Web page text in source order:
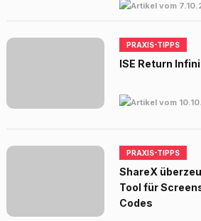
PRAXIS-TIPPS
ISE Return
PRAXIS-TIPPS
ShareX
Tool für
Codes